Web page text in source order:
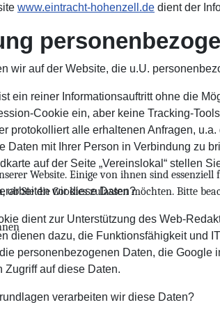
www.eintracht-hohenzell.de dient der
wir auf der Website, die u.U.
ein reiner Informationsauftritt ohne die
Cookie ein, aber keine Tracking-
protokolliert alle erhaltenen Anfragen,
Daten mit Ihrer Person in Verbindung zu
auf der Seite „Vereinslokal“ stellen
wir diese Daten?
dient zur Unterstützung des Web-
dienen dazu, die Funktionsfähigkeit und
personenbezogenen Daten, die
Zugriff auf diese Daten.
verarbeiten wir diese Daten?
Website. Einige von ihnen sind
ob Sie die Cookies zulassen möchten. Bitte